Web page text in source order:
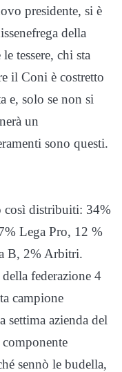
presidente, si è
della
tessere, chi sta
il Coni è costretto
e, solo se non si
un
sono questi.
così distribuiti: 34%
Lega Pro, 12 %
B, 2% Arbitri.
federazione 4
campione
settima azienda del
componente
sennò le budella,